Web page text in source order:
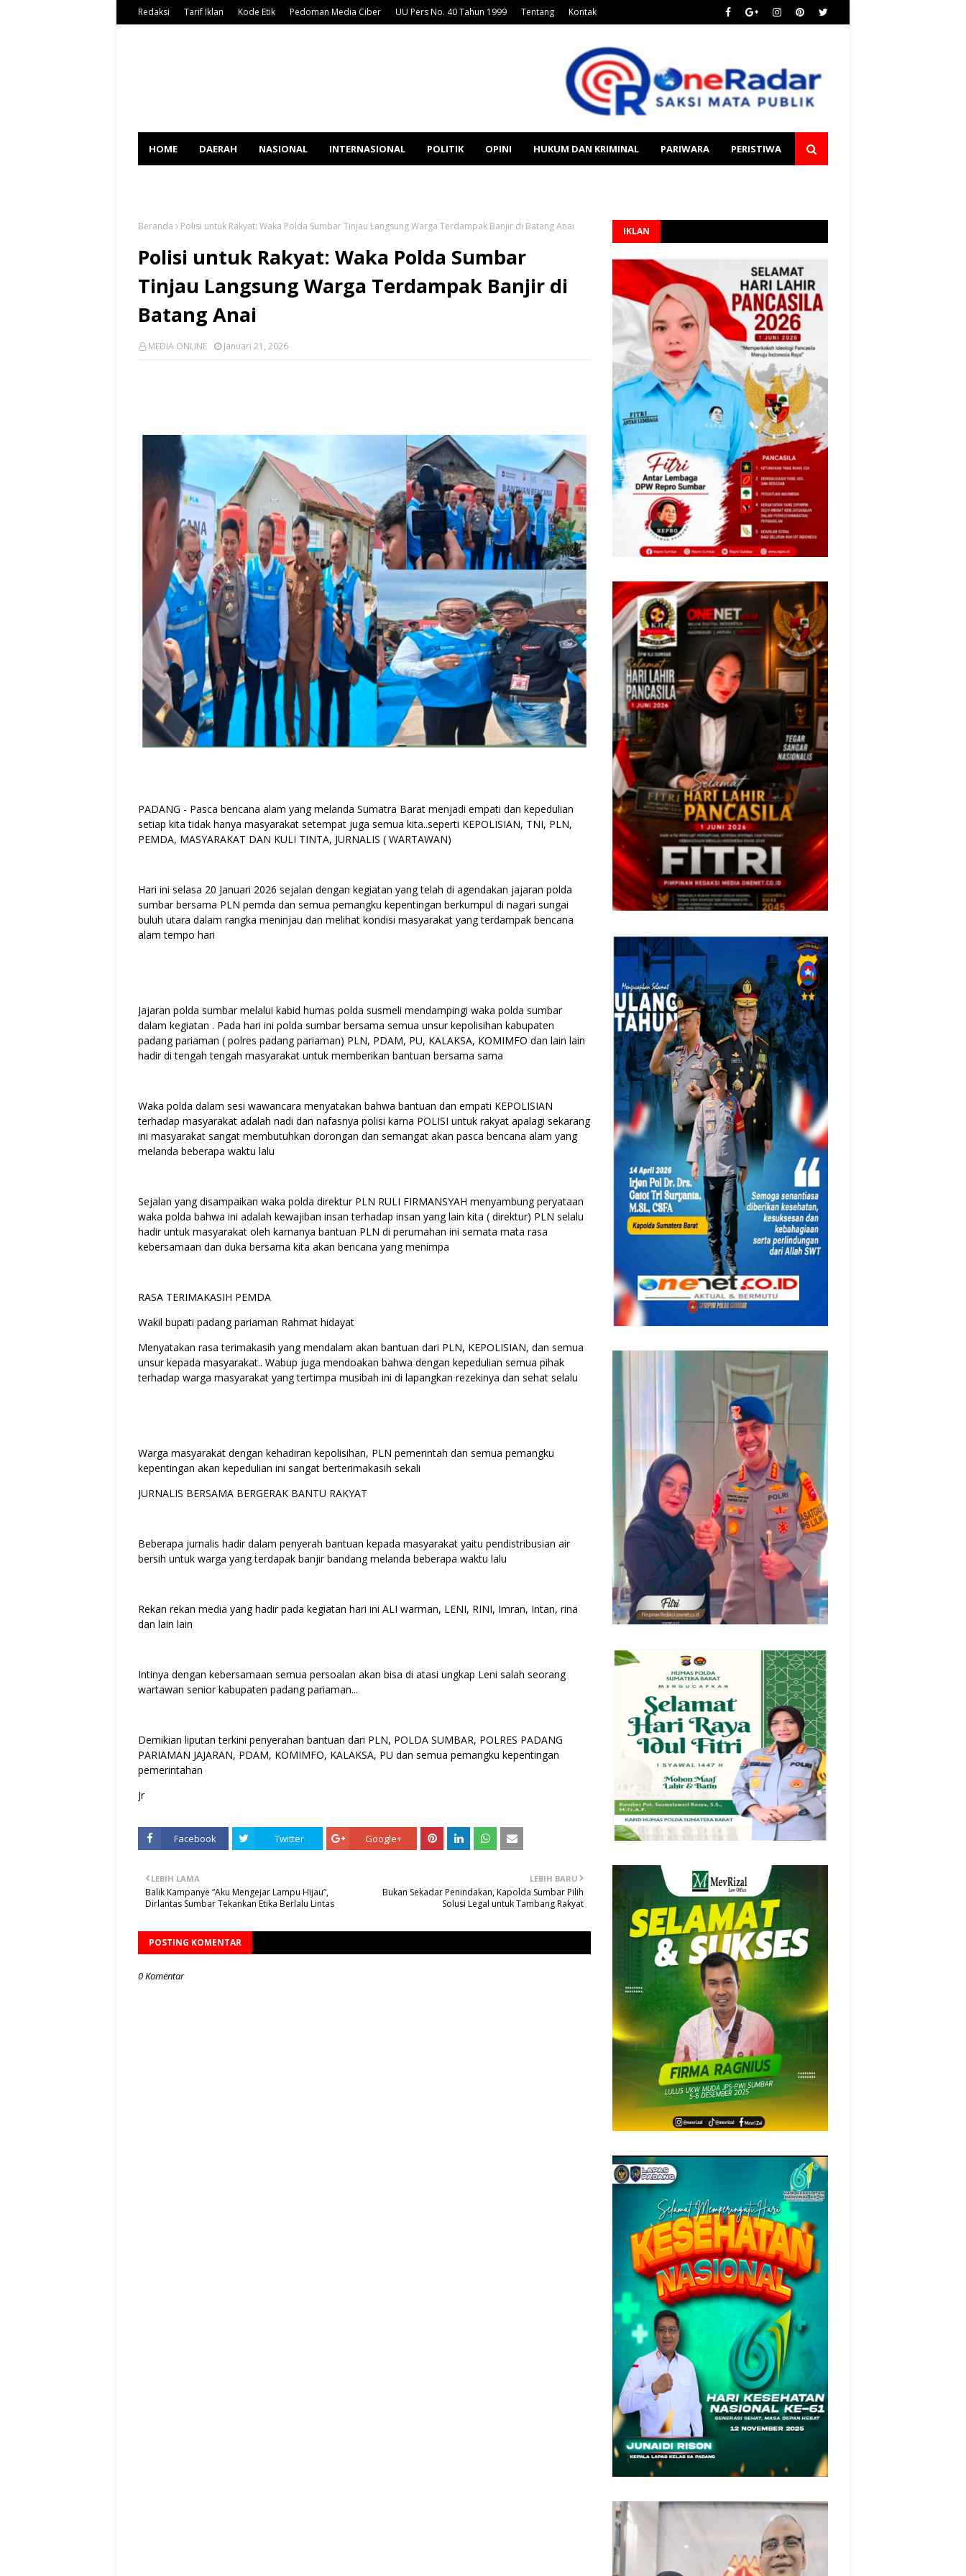
Redaksi Tarif Iklan Kode Etik Pedoman Media Ciber UU Pers No. 40 Tahun 1999 Tentang Kontak
HOME DAERAH NASIONAL INTERNASIONAL POLITIK OPINI HUKUM DAN KRIMINAL PARIWARA PERISTIWA
Beranda Polisi untuk Rakyat: Waka Polda Sumbar Tinjau Langsung Warga Terdampak Banjir di Batang Anai
Polisi untuk Rakyat: Waka Polda Sumbar
Tinjau Langsung Warga Terdampak Banjir di
Batang Anai
MEDIA ONLINE Januari 21, 2026
PADANG - Pasca bencana alam yang melanda Sumatra Barat menjadi empati dan kepedulian
setiap kita tidak hanya masyarakat setempat juga semua kita..seperti KEPOLISIAN, TNI, PLN,
PEMDA, MASYARAKAT DAN KULI TINTA, JURNALIS ( WARTAWAN)
Hari ini selasa 20 Januari 2026 sejalan dengan kegiatan yang telah di agendakan jajaran polda
sumbar bersama PLN pemda dan semua pemangku kepentingan berkumpul di nagari sungai
buluh utara dalam rangka meninjau dan melihat kondisi masyarakat yang terdampak bencana
alam tempo hari
Jajaran polda sumbar melalui kabid humas polda susmeli mendampingi waka polda sumbar
dalam kegiatan . Pada hari ini polda sumbar bersama semua unsur kepolisihan kabupaten
padang pariaman ( polres padang pariaman) PLN, PDAM, PU, KALAKSA, KOMIMFO dan lain lain
hadir di tengah tengah masyarakat untuk memberikan bantuan bersama sama
Waka polda dalam sesi wawancara menyatakan bahwa bantuan dan empati KEPOLISIAN
terhadap masyarakat adalah nadi dan nafasnya polisi karna POLISI untuk rakyat apalagi sekarang
ini masyarakat sangat membutuhkan dorongan dan semangat akan pasca bencana alam yang
melanda beberapa waktu lalu
Sejalan yang disampaikan waka polda direktur PLN RULI FIRMANSYAH menyambung peryataan
waka polda bahwa ini adalah kewajiban insan terhadap insan yang lain kita ( direktur) PLN selalu
hadir untuk masyarakat oleh karnanya bantuan PLN di perumahan ini semata mata rasa
kebersamaan dan duka bersama kita akan bencana yang menimpa
RASA TERIMAKASIH PEMDA
Wakil bupati padang pariaman Rahmat hidayat
Menyatakan rasa terimakasih yang mendalam akan bantuan dari PLN, KEPOLISIAN, dan semua
unsur kepada masyarakat.. Wabup juga mendoakan bahwa dengan kepedulian semua pihak
terhadap warga masyarakat yang tertimpa musibah ini di lapangkan rezekinya dan sehat selalu
Warga masyarakat dengan kehadiran kepolisihan, PLN pemerintah dan semua pemangku
kepentingan akan kepedulian ini sangat berterimakasih sekali
JURNALIS BERSAMA BERGERAK BANTU RAKYAT
Beberapa jurnalis hadir dalam penyerah bantuan kepada masyarakat yaitu pendistribusian air
bersih untuk warga yang terdapak banjir bandang melanda beberapa waktu lalu
Rekan rekan media yang hadir pada kegiatan hari ini ALI warman, LENI, RINI, Imran, Intan, rina
dan lain lain
Intinya dengan kebersamaan semua persoalan akan bisa di atasi ungkap Leni salah seorang
wartawan senior kabupaten padang pariaman...
Demikian liputan terkini penyerahan bantuan dari PLN, POLDA SUMBAR, POLRES PADANG
PARIAMAN JAJARAN, PDAM, KOMIMFO, KALAKSA, PU dan semua pemangku kepentingan
pemerintahan
Jr
Facebook Twitter Google+
LEBIH BARU
Bukan Sekadar Penindakan, Kapolda Sumbar Pilih
Solusi Legal untuk Tambang Rakyat
LEBIH LAMA
Balik Kampanye “Aku Mengejar Lampu Hijau”,
Dirlantas Sumbar Tekankan Etika Berlalu Lintas
POSTING KOMENTAR
0 Komentar
IKLAN